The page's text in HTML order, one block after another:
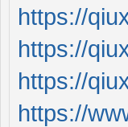
https://
https://
https://
https://